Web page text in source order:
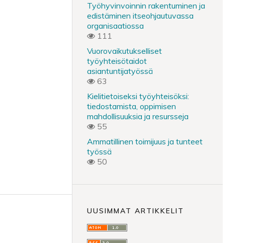
Työhyvinvoinnin rakentuminen ja
edistäminen itseohjautuvassa
organisaatiossa
111
Vuorovaikutukselliset
työyhteisötaidot
asiantuntijatyössä
63
Kielitietoiseksi työyhteisöksi:
tiedostamista, oppimisen
mahdollisuuksia ja resursseja
55
Ammatillinen toimijuus ja tunteet
työssä
50
UUSIMMAT ARTIKKELIT